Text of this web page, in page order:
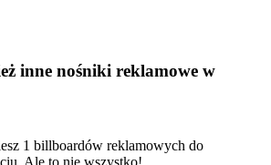
inne nośniki reklamowe w
1 billboardów reklamowych do